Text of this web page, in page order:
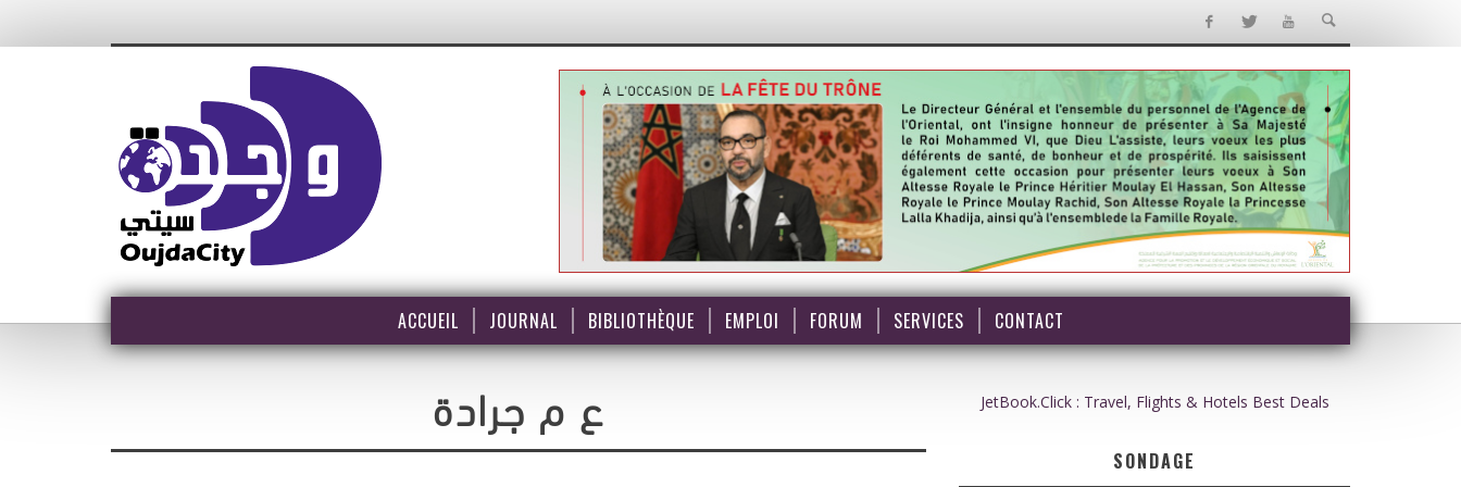
ACCUEIL JOURNAL BIBLIOTHÈQUE EMPLOI FORUM SERVICES CONTACT
ع م جرادة JetBook.Click : Travel, Flights & Hotels Best Deals
SONDAGE